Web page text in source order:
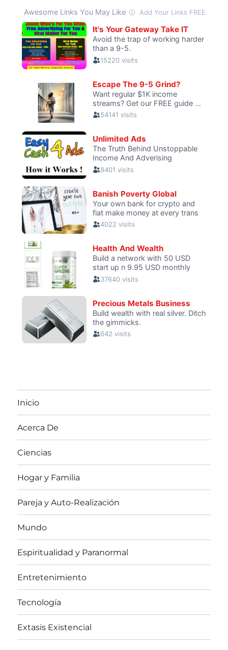
Inicio
Acerca De
Ciencias
Hogar y Familia
Pareja y Auto-Realización
Mundo
Espiritualidad y Paranormal
Entretenimiento
Tecnología
Extasis Existencial